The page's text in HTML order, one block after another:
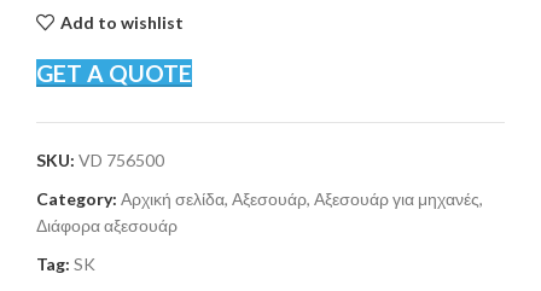
Add to wishlist
GET A QUOTE
SKU: VD 756500
Category: Αρχική σελίδα, Αξεσουάρ, Αξεσουάρ για μηχανές,
Διάφορα αξεσουάρ
Tag: SK